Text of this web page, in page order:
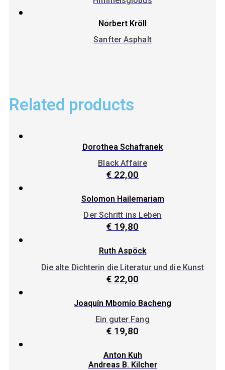
Norbert Kröll
Sanfter Asphalt
Related products
Dorothea Schafranek
Black Affaire
€ 22,00
Solomon Hailemariam
Der Schritt ins Leben
€ 19,80
Ruth Aspöck
Die alte Dichterin die Literatur und die Kunst
€ 22,00
Joaquín Mbomío Bacheng
Ein guter Fang
€ 19,80
Anton Kuh
Andreas B. Kilcher